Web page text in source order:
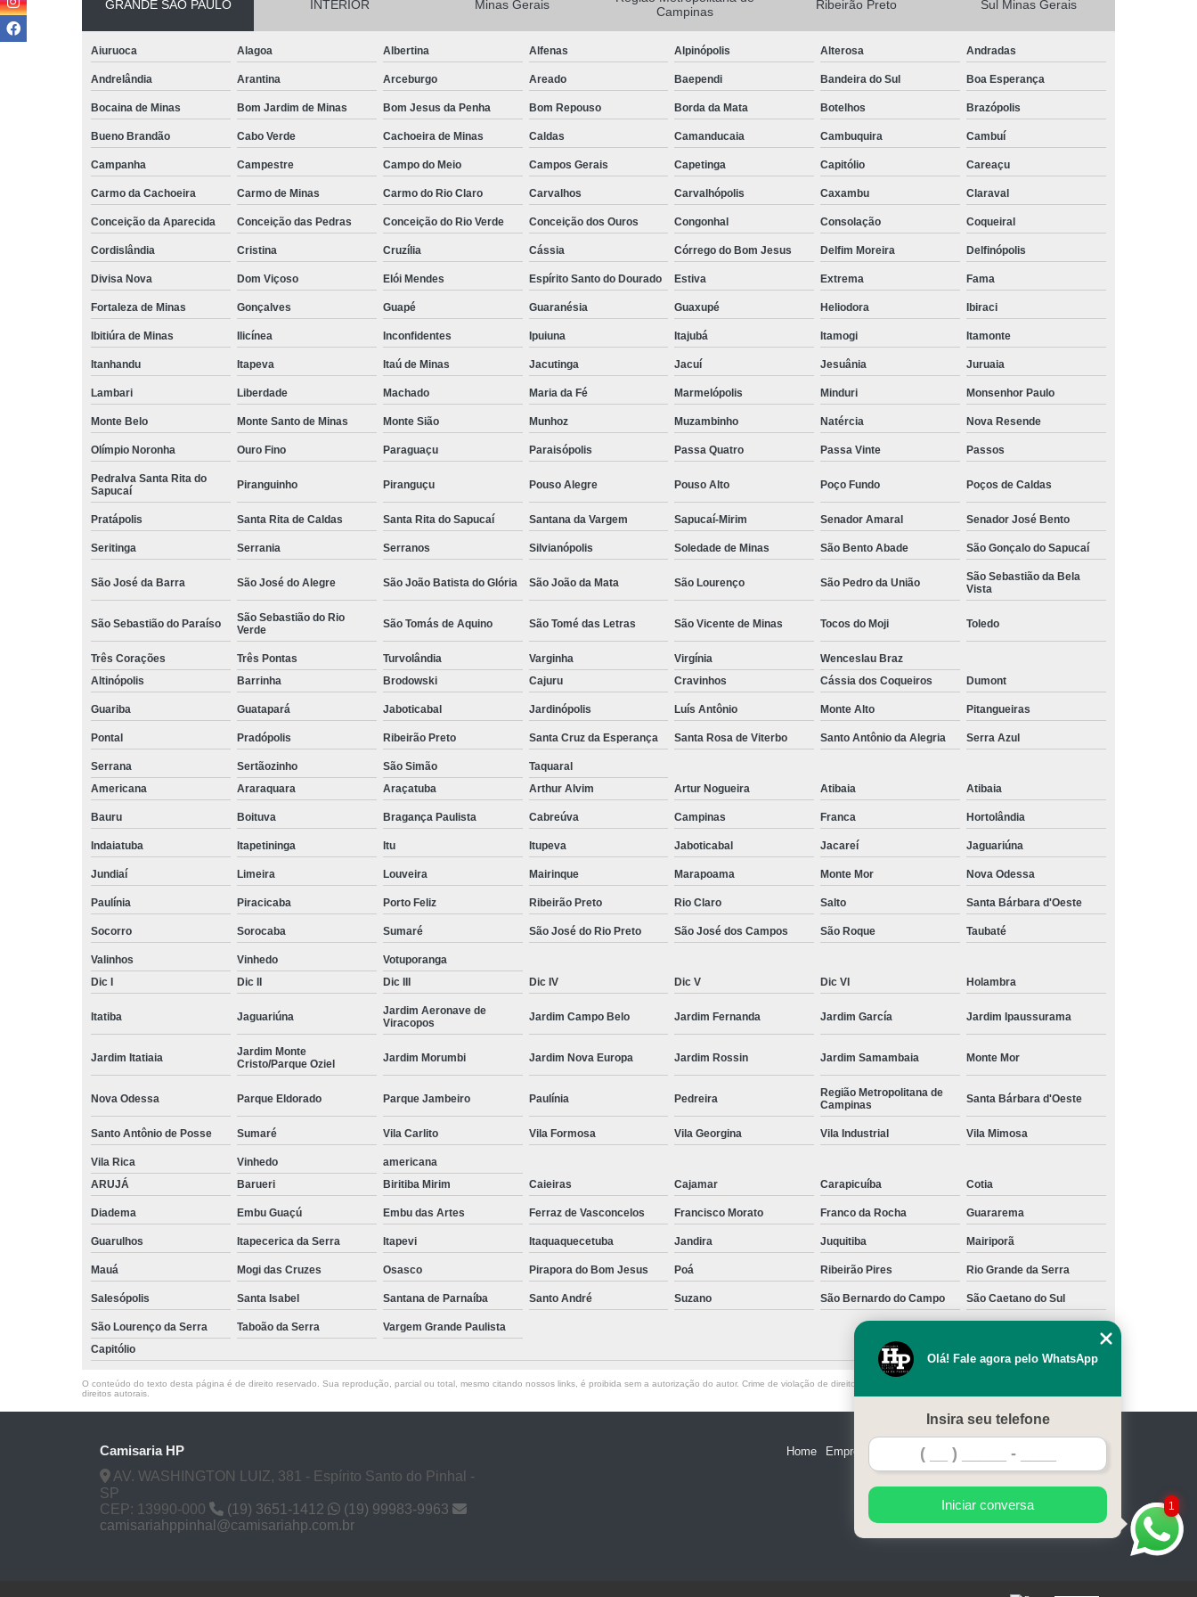
Camisa Social de Manga Longa
Camisa Social Manga Longa
Camisa Social Manga Longa Masculina
Camisa Social Manga Longa Preta
Camisa Social Masculina Manga Longa Lisa
Camisa Social Masculina Preta Manga Longa
Camisa Social Preta Manga Longa
Camisa a Rigor Social Masculina
Camisa Masculina Social
Camisa Social Branca Masculina
Camisa Social Estampada Masculina
Camisa Social Jeans Masculina
Camisa Social Masculina
Camisa Social Masculina a Rigor
Camisa Social Masculina Preta
Camisa Social Preta Masculina
Camisa Manga Longa Social Masculina Preço
Camisa Masculina Social Preço
Camisa Social Branca Masculina Preço
Camisa Social Estampada Masculina Preço
Camisa Social Jeans Masculina Preço
Camisa Social Masculina Estampada Preço
Camisa Social Masculina Manga Curta Preço
Camisa Social Masculina Manga Longa Preço
Camisa Social Masculina Preço
Camisa Social Masculina Preta Preço
Camisa Social Masculina Slim Preço
Camisa Social Preta Masculina Preço
Fábrica Camisa Masculina Social
Fábrica Camisa Social
Fábrica de Camisa Social
Fábrica de Camisa Social de Homem
Fábrica de Camisa Social Masculina
Fábrica de Camisa Social para Homem
Loja de Fábrica Camisa Social
Loja com Moda Masculina
Loja de Moda Masculina
Loja de Moda Masculina Online
Loja Executivo Moda Masculina
Loja Moda Masculina
Loja Moda Masculina Executivo
Loja Moda Masculina Online
Loja Moda Masculina Social
Loja Virtual Moda Masculina
Moda Masculina Loja
Moda Atual Masculina
Moda Básica Masculina
Moda Casual Masculina
Moda Jeans Masculina
Moda Masculina
Moda Masculina Camisa
Moda Masculina Camisa Social
Moda Masculina Esporte Fino
Moda Masculina Inverno
Moda Masculina Social
Moda Plus Size Masculina
Moda Social Masculina
Roupas Elegantes Masculinas
Roupas Estilosas Masculinas
Roupas Masculinas
Roupas Masculinas da Moda
Roupas Masculinas Esporte Fino
Roupas Masculinas Estilosas
Roupas Masculinas na Moda
Roupas Masculinas Plus Size
Roupas Masculinas Social Roupas Sociais Masculinas
GRANDE SÃO PAULO INTERIOR Minas Gerais
Campinas
Ribeirão Preto Sul Minas Gerais
Aiuruoca Alagoa Albertina Alfenas Alpinópolis Alterosa Andradas
Andrelândia Arantina Arceburgo Areado Baependi Bandeira do Sul Boa Esperança
Bocaina de Minas Bom Jardim de Minas Bom Jesus da Penha Bom Repouso Borda da Mata Botelhos Brazópolis
Bueno Brandão Cabo Verde Cachoeira de Minas Caldas Camanducaia Cambuquira Cambuí
Campanha Campestre Campo do Meio Campos Gerais Capetinga Capitólio Careaçu
Carmo da Cachoeira Carmo de Minas Carmo do Rio Claro Carvalhos Carvalhópolis Caxambu Claraval
Conceição da Aparecida Conceição das Pedras Conceição do Rio Verde Conceição dos Ouros Congonhal Consolação Coqueiral
Cordislândia Cristina Cruzília Cássia Córrego do Bom Jesus Delfim Moreira Delfinópolis
Divisa Nova Dom Viçoso Elói Mendes Espírito Santo do Dourado Estiva Extrema Fama
Fortaleza de Minas Gonçalves Guapé Guaranésia Guaxupé Heliodora Ibiraci
Ibitiúra de Minas Ilicínea Inconfidentes Ipuiuna Itajubá Itamogi Itamonte
Itanhandu Itapeva Itaú de Minas Jacutinga Jacuí Jesuânia Juruaia
Lambari Liberdade Machado Maria da Fé Marmelópolis Minduri Monsenhor Paulo
Monte Belo Monte Santo de Minas Monte Sião Munhoz Muzambinho Natércia Nova Resende
Olímpio Noronha Ouro Fino Paraguaçu Paraisópolis Passa Quatro Passa Vinte Passos
Pedralva Santa Rita do
Sapucaí
Piranguinho Piranguçu Pouso Alegre Pouso Alto Poço Fundo Poços de Caldas
Pratápolis Santa Rita de Caldas Santa Rita do Sapucaí Santana da Vargem Sapucaí-Mirim Senador Amaral Senador José Bento
Seritinga Serrania Serranos Silvianópolis Soledade de Minas São Bento Abade São Gonçalo do Sapucaí
São José da Barra São José do Alegre São João Batista do Glória São João da Mata São Lourenço São Pedro da União
São Sebastião da Bela
Vista
São Sebastião do Paraíso
São Sebastião do Rio
Verde
São Tomás de Aquino São Tomé das Letras São Vicente de Minas Tocos do Moji Toledo
Três Corações Três Pontas Turvolândia Varginha Virgínia
Wenceslau Braz
Altinópolis
Barrinha Brodowski Cajuru Cravinhos Cássia dos Coqueiros Dumont
Guariba Guatapará Jaboticabal Jardinópolis Luís Antônio Monte Alto Pitangueiras
Pontal Pradópolis Ribeirão Preto Santa Cruz da Esperança Santa Rosa de Viterbo Santo Antônio da Alegria Serra Azul
Serrana Sertãozinho São Simão
Taquaral
Americana
Araraquara Araçatuba Arthur Alvim Artur Nogueira Atibaia Atibaia
Bauru Boituva Bragança Paulista Cabreúva Campinas Franca Hortolândia
Indaiatuba Itapetininga Itu Itupeva Jaboticabal Jacareí Jaguariúna
Jundiaí Limeira Louveira Mairinque Marapoama Monte Mor Nova Odessa
Paulínia Piracicaba Porto Feliz Ribeirão Preto Rio Claro Salto Santa Bárbara d'Oeste
Socorro Sorocaba Sumaré São José do Rio Preto São José dos Campos São Roque Taubaté
Valinhos Vinhedo
Votuporanga
Dic I
Dic II Dic III Dic IV Dic V Dic VI Holambra
Itatiba Jaguariúna
Jardim Aeronave de
Viracopos
Jardim Campo Belo Jardim Fernanda Jardim García Jardim Ipaussurama
Jardim Itatiaia
Jardim Monte
Cristo/Parque Oziel
Jardim Morumbi Jardim Nova Europa Jardim Rossin Jardim Samambaia Monte Mor
Nova Odessa Parque Eldorado Parque Jambeiro Paulínia Pedreira
Região Metropolitana de
Campinas
Santa Bárbara d'Oeste
Santo Antônio de Posse Sumaré Vila Carlito Vila Formosa Vila Georgina Vila Industrial Vila Mimosa
Vila Rica Vinhedo
americana
ARUJÁ
Barueri Biritiba Mirim Caieiras Cajamar Carapicuíba Cotia
Diadema Embu Guaçú Embu das Artes Ferraz de Vasconcelos Francisco Morato Franco da Rocha Guararema
Guarulhos Itapecerica da Serra Itapevi Itaquaquecetuba Jandira Juquitiba Mairiporã
Mauá Mogi das Cruzes Osasco Pirapora do Bom Jesus Poá Ribeirão Pires Rio Grande da Serra
Salesópolis Santa Isabel Santana de Parnaíba Santo André Suzano São Bernardo do Campo São Caetano do Sul
São Lourenço da Serra Taboão da Serra
Vargem Grande Paulista
Capitólio
O conteúdo do texto desta página é de direito reservado. Sua reprodução, parcial ou total, mesmo citando nossos links, é proibida sem a autorização do autor. Crime de violação de direito autoral – artigo 184 do Código Penal –
direitos autorais
Camisaria HP
AV. WASHINGTON LUIZ, 381 - Espírito Santo do Pinhal -
SP
CEP: 13990-000
(19) 3651-1412
(19) 99983-9963
camisariahppinhal@camisariahp.com.br
Home Empresa Serviços Contato
1
Olá! Fale agora pelo WhatsApp
Insira seu telefone
Iniciar conversa